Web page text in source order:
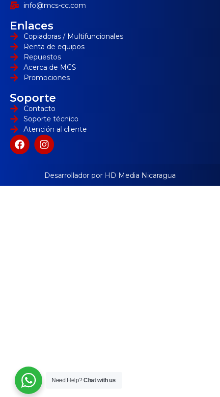
info@mcs-cc.com
Enlaces
Copiadoras / Multifuncionales
Renta de equipos
Repuestos
Acerca de MCS
Promociones
Soporte
Contacto
Soporte técnico
Atención al cliente
Desarrollador por HD Media Nicaragua
Need Help?Chat with us